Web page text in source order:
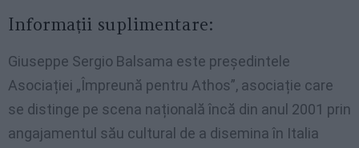
Informații suplimentare:
Giuseppe Sergio Balsama este președintele
Asociației „Împreună pentru Athos”, asociație care
se distinge pe scena națională încă din anul 2001 prin
angajamentul său cultural de a disemina în Italia